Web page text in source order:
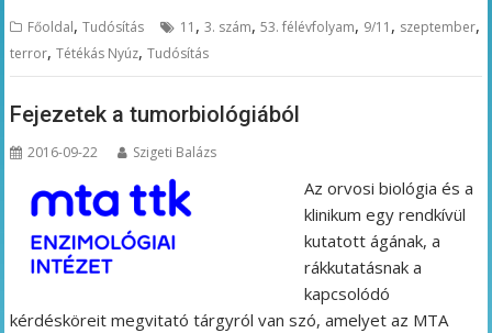
Főoldal,Tudósítás 11 ,3. szám,53. félévfolyam, 9/11 , szeptember,
terror,Tétékás Nyúz,Tudósítás
Fejezetek a tumorbiológiából
2016-09-22 Szigeti Balázs
Az orvosi biológia és a
klinikum egy rendkívül
kutatott ágának, a
rákkutatásnak a
kapcsolódó
kérdésköreit megvitató tárgyról van szó, amelyet az MTA